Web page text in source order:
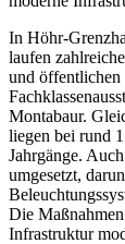
In Höhr-
laufen
und öffentlichen
Montabaur.
liegen bei rund
Jahrgänge.
umgesetzt,
Die
Infrastruktur